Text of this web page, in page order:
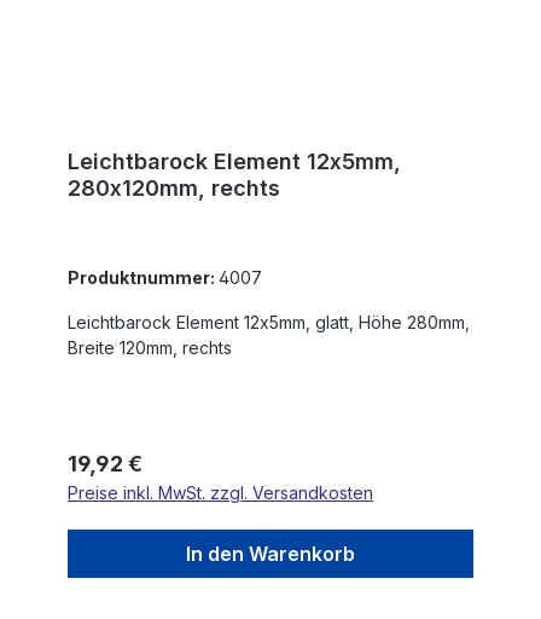
Leichtbarock Element 12x5mm,
280x120mm, rechts
Produktnummer: 4007
Leichtbarock Element 12x5mm, glatt, Höhe 280mm,
Breite 120mm, rechts
Regulärer Preis:
19,92 €
Preise inkl. MwSt. zzgl. Versandkosten
In den Warenkorb